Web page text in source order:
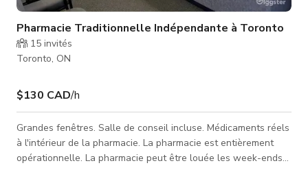
Pharmacie Traditionnelle Indépendante à Toronto
15 invités
Toronto, ON
$130 CAD/h
Grandes fenêtres. Salle de conseil incluse. Médicaments réels
à l'intérieur de la pharmacie. La pharmacie est entièrement
opérationnelle. La pharmacie peut être louée les week-ends